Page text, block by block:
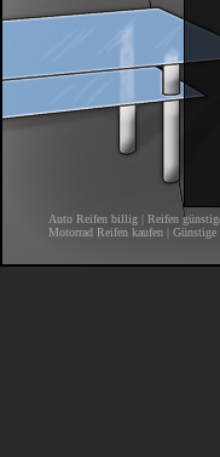
Auto Reifen billig | Reifen
Motorrad Reifen kaufen | Günstige